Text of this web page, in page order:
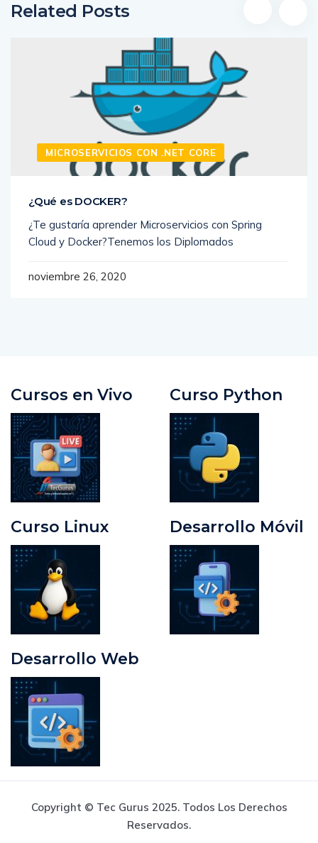
Related Posts
MICROSERVICIOS CON .NET CORE
¿Qué es DOCKER?
¿Te gustaría aprender Microservicios con Spring
Cloud y Docker?Tenemos los Diplomados
noviembre 26, 2020
Cursos en Vivo Curso Python
Curso Linux Desarrollo Móvil
Desarrollo Web
Copyright © Tec Gurus 2025. Todos Los Derechos
Reservados.